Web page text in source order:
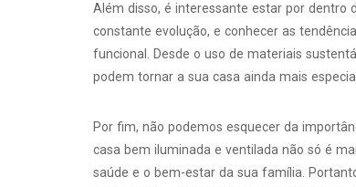
Além disso, é interessante estar por dentro
constante evolução, e conhecer as
funcional. Desde o uso de materiais
podem tornar a sua casa ainda mais especial.
Por fim, não podemos esquecer da
casa bem iluminada e ventilada não só é
saúde e o bem-estar da sua família.